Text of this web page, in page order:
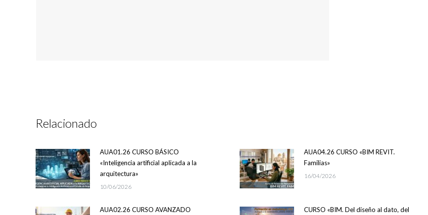
Relacionado
AUA01.26 CURSO BÁSICO
«Inteligencia artificial aplicada a la
arquitectura»
10/06/2026
AUA04.26 CURSO «BIM REVIT.
Familias»
16/04/2026
AUA02.26 CURSO AVANZADO
CURSO «BIM. Del diseño al dato, del